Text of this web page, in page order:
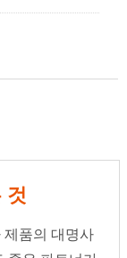
것
품의 대명사